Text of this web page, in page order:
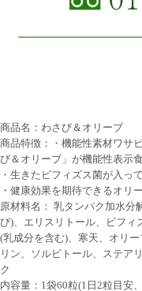
商品名：わさび＆オリーブ
商品特徴：・機能性素材ワサ
び＆オリーブ」が機能性表示
・生きたビフィズス菌が入っ
・健康効果を期待できるオリ
原材料名： 乳タンパク加水分
び)、エリスリトール、ビフィ
(乳成分を含む)、寒天、オリ
リン、ソルビトール、ステア
ク
内容量：1袋60粒(1日2粒目安